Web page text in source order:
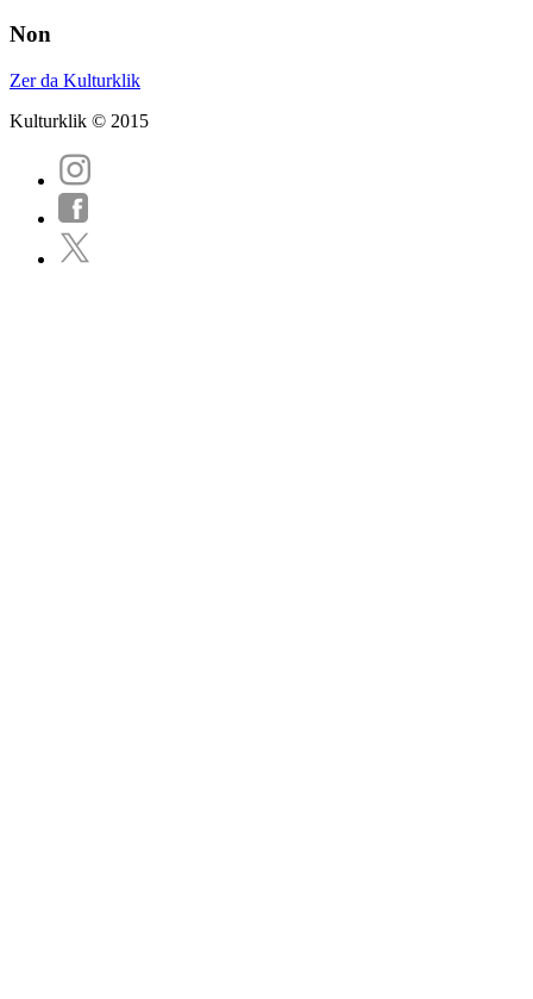
Non
Zer da Kulturklik
Kulturklik © 2015